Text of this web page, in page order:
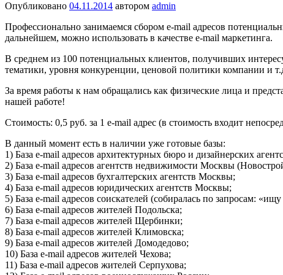
Опубликовано 04.11.2014 автором admin
Профессионально занимаемся сбором e-mail адресов
дальнейшем, можно использовать в качестве e-mail маркетинга.
В среднем из 100 потенциальных клиентов, получивших
тематики, уровня конкуренции, ценовой политики компании и
За время работы к нам обращались как физические лица и
нашей работе!
Стоимость: 0,5 руб. за 1 e-mail адрес (в стоимость входит
В данный момент есть в наличии уже готовые базы:
1) База e-mail адресов архитектурных бюро и дизайнерских
2) База e-mail адресов агентств недвижимости Москвы
3) База e-mail адресов бухгалтерских агентств Москвы;
4) База e-mail адресов юридических агентств Москвы;
5) База e-mail адресов соискателей (собиралась по запросам:
6) База e-mail адресов жителей Подольска;
7) База e-mail адресов жителей Щербинки;
8) База e-mail адресов жителей Климовска;
9) База e-mail адресов жителей Домодедово;
10) База e-mail адресов жителей Чехова;
11) База e-mail адресов жителей Серпухова;